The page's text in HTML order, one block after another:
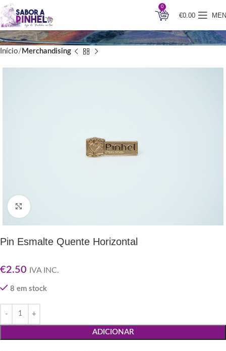
0
€0.00
Início Merchandising
Clique para ampliar
Pin Esmalte Quente Horizontal
€2.50 IVA INC.
8 em stock
ADICIONAR